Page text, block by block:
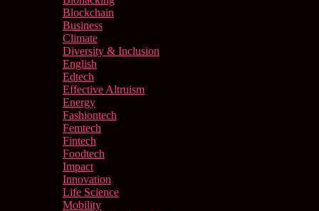
Blockchain
Business
Climate
Diversity & Inclusion
English
Edtech
Effective Altruism
Energy
Fashiontech
Femtech
Fintech
Foodtech
Impact
Innovation
Life Science
Mobility